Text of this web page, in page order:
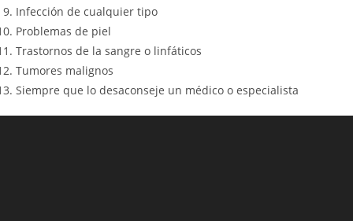
Infección de cualquier tipo
Problemas de piel
Trastornos de la sangre o linfáticos
Tumores malignos
Siempre que lo desaconseje un médico o especialista